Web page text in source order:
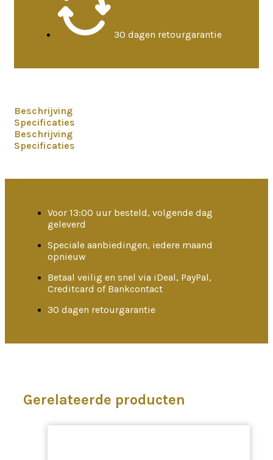
30 dagen retourgarantie
Beschrijving
Specificaties
Beschrijving
Specificaties
Voor 13:00 uur besteld, volgende dag
geleverd
Speciale aanbiedingen, iedere maand
opnieuw
Betaal veilig en snel via iDeal, PayPal,
Creditcard of Bankcontact
30 dagen retourgarantie
Gerelateerde producten